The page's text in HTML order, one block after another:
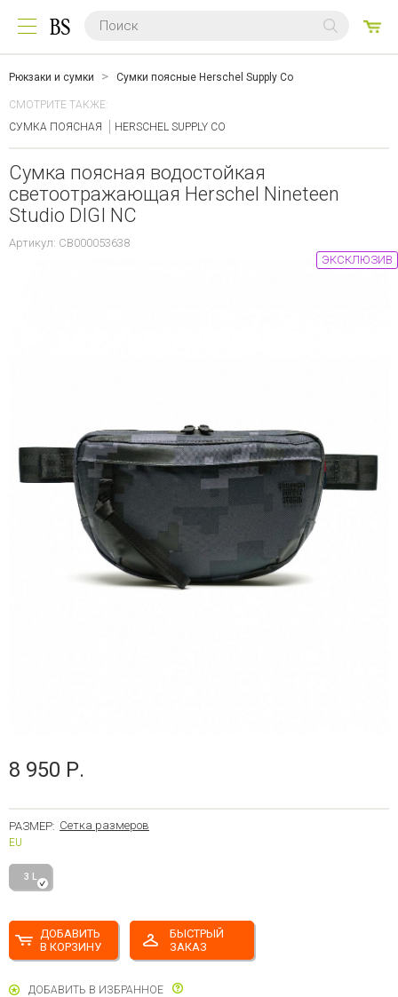
Рюкзаки и сумки Сумки поясные Herschel Supply Co
СМОТРИТЕ ТАКЖЕ:
СУМКА ПОЯСНАЯ
HERSCHEL SUPPLY CO
Сумка поясная водостойкая
светоотражающая Herschel Nineteen
Studio DIGI NC
Артикул: CB000053638
ЭКСКЛЮЗИВ
8 950 Р.
РАЗМЕР: Сетка размеров
EU
3 L
ДОБАВИТЬ
В КОРЗИНУ
БЫСТРЫЙ
ЗАКАЗ
ДОБАВИТЬ В ИЗБРАННОЕ